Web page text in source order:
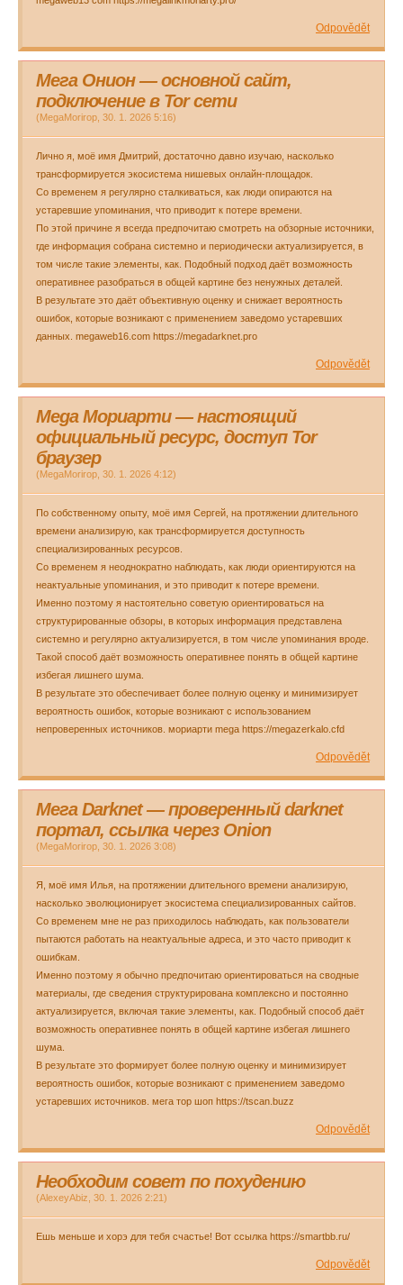
Odpovědět
Мега Онион — основной сайт,
подключение в Tor сети
(MegaMorirop 30. 1. 2026 5:16)
Лично я, моё имя Дмитрий, достаточно давно изучаю, насколько
трансформируется экосистема нишевых онлайн-площадок.
Со временем я регулярно сталкиваться, как люди опираются на
устаревшие упоминания, что приводит к потере времени.
По этой причине я всегда предпочитаю смотреть на обзорные источники,
где информация собрана системно и периодически актуализируется, в
том числе такие элементы, как. Подобный подход даёт возможность
оперативнее разобраться в общей картине без ненужных деталей.
В результате это даёт объективную оценку и снижает вероятность
ошибок, которые возникают с применением заведомо устаревших
данных. megaweb16.com https://megadarknet.pro
Odpovědět
Mega Мориарти — настоящий
официальный ресурс, доступ Tor
браузер
(MegaMorirop 30. 1. 2026 4:12)
По собственному опыту, моё имя Сергей, на протяжении длительного
времени анализирую, как трансформируется доступность
специализированных ресурсов.
Со временем я неоднократно наблюдать, как люди ориентируются на
неактуальные упоминания, и это приводит к потере времени.
Именно поэтому я настоятельно советую ориентироваться на
структурированные обзоры, в которых информация представлена
системно и регулярно актуализируется, в том числе упоминания вроде.
Такой способ даёт возможность оперативнее понять в общей картине
избегая лишнего шума.
В результате это обеспечивает более полную оценку и минимизирует
вероятность ошибок, которые возникают с использованием
непроверенных источников. мориарти mega https://megazerkalo.cfd
Odpovědět
Мега Darknet — проверенный darknet
портал, ссылка через Onion
(MegaMorirop 30. 1. 2026 3:08)
Я, моё имя Илья, на протяжении длительного времени анализирую,
насколько эволюционирует экосистема специализированных сайтов.
Со временем мне не раз приходилось наблюдать, как пользователи
пытаются работать на неактуальные адреса, и это часто приводит к
ошибкам.
Именно поэтому я обычно предпочитаю ориентироваться на сводные
материалы, где сведения структурирована комплексно и постоянно
актуализируется, включая такие элементы, как. Подобный способ даёт
возможность оперативнее понять в общей картине избегая лишнего
шума.
В результате это формирует более полную оценку и минимизирует
вероятность ошибок, которые возникают с применением заведомо
устаревших источников. мега тор шоп https://tscan.buzz
Odpovědět
Необходим совет по похудению
(AlexeyAbiz 30. 1. 2026 2:21)
Ешь меньше и хорэ для тебя счастье! Вот ссылка https://smartbb.ru/
Odpovědět